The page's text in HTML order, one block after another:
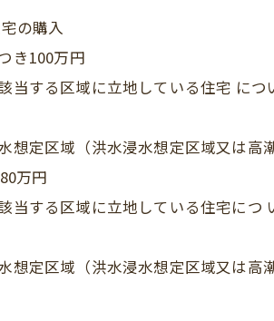
の購入
き100万円
する区域に立地している住宅 につ
定区域（洪水浸水想定区域又は高
万円
する区域に立地している住宅につ
定区域（洪水浸水想定区域又は高